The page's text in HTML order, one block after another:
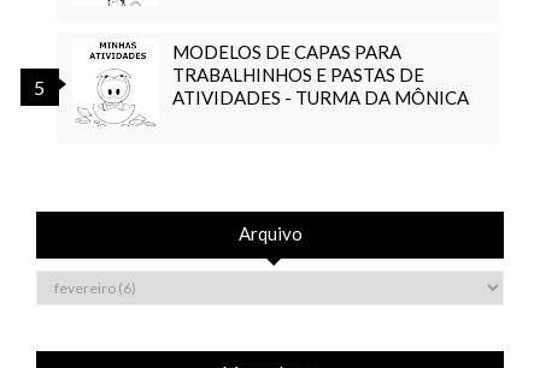
MODELOS DE CAPAS PARA
TRABALHINHOS E PASTAS DE
ATIVIDADES - TURMA DA MÔNICA
Arquivo